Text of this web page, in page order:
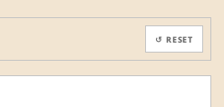
↺ RESET